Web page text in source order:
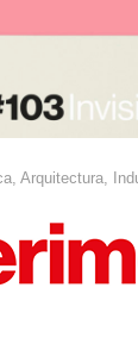
Arquitectura,